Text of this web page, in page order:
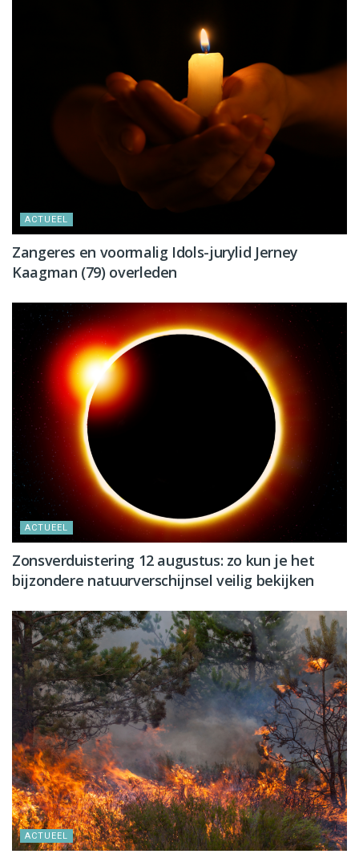
ACTUEEL
Zangeres en voormalig Idols-jurylid Jerney
Kaagman (79) overleden
ACTUEEL
Zonsverduistering 12 augustus: zo kun je het
bijzondere natuurverschijnsel veilig bekijken
ACTUEEL